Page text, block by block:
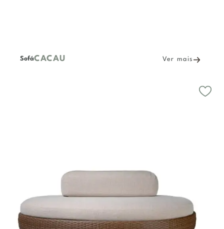
SofáCACAU Ver mais